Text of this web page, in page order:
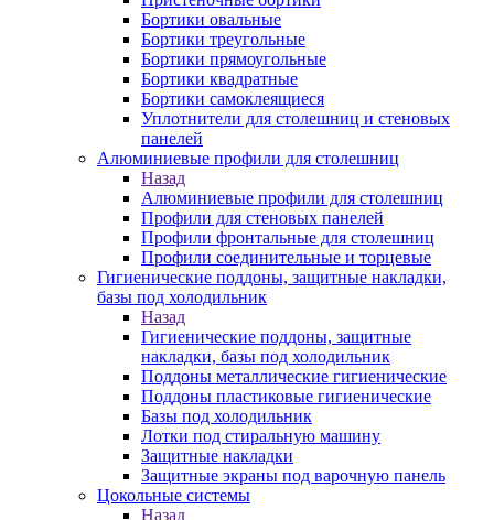
Бортики овальные
Бортики треугольные
Бортики прямоугольные
Бортики квадратные
Бортики самоклеящиеся
Уплотнители для столешниц и стеновых
панелей
Алюминиевые профили для столешниц
Назад
Алюминиевые профили для столешниц
Профили для стеновых панелей
Профили фронтальные для столешниц
Профили соединительные и торцевые
Гигиенические поддоны, защитные накладки,
базы под холодильник
Назад
Гигиенические поддоны, защитные
накладки, базы под холодильник
Поддоны металлические гигиенические
Поддоны пластиковые гигиенические
Базы под холодильник
Лотки под стиральную машину
Защитные накладки
Защитные экраны под варочную панель
Цокольные системы
Назад